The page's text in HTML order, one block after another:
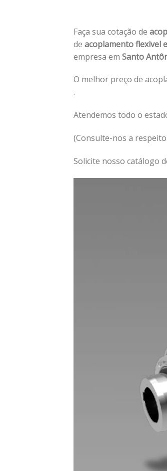
Faça sua cotação de
de acoplamento flexivel
empresa em Santo
O melhor preço de
.
Atendemos todo o
(Consulte-nos a
Solicite nosso catálogo